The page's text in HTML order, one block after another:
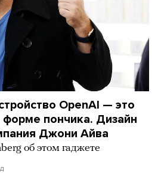
OpenAI — это
пончика. Дизайн
Джони Айва
об этом гаджете